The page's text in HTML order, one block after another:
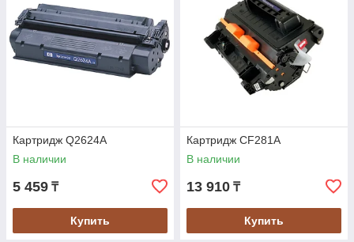
Картридж Q2624A
В наличии
5 459 ₸
Купить
Картридж CF281A
В наличии
13 910 ₸
Купить